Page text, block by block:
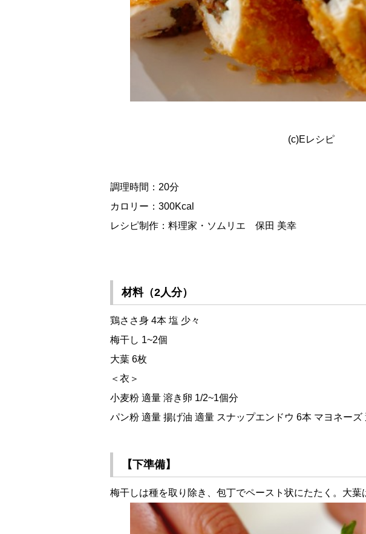
(c)Eレシピ
調理時間：20分
カロリー：300Kcal
レシピ制作：料理家・ソムリエ 保田 美幸
材料（2人分）
鶏ささ身 4本 塩 少々
梅干し 1~2個
大葉 6枚
＜衣＞
小麦粉 適量 溶き卵 1/2~1個分
パン粉 適量 揚げ油 適量 スナップエンドウ 6本 マヨネーズ
【下準備】
梅干しは種を取り除き、包丁でペースト状にたたく。大葉